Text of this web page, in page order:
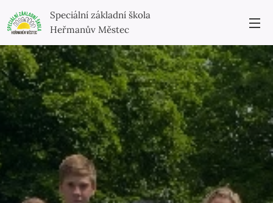
Speciální základní škola
Heřmanův Městec